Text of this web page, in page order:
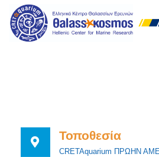
Τοποθεσία
CRETAquarium ΠΡΩΗΝ